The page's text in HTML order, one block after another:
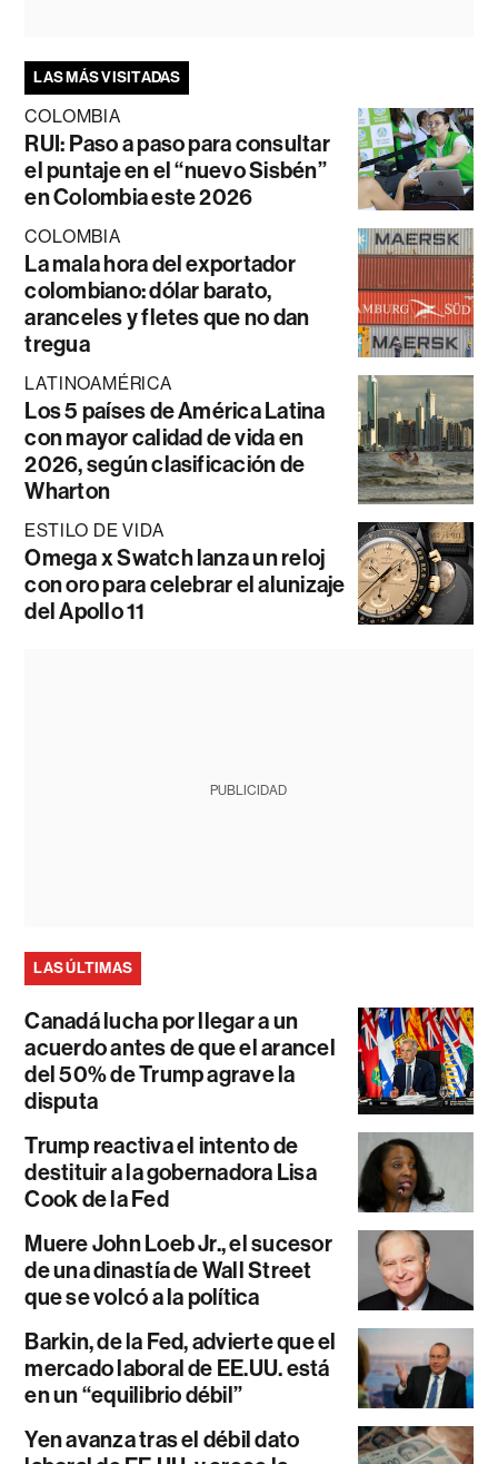
LAS MÁS VISITADAS
COLOMBIA
RUI: Paso a paso para consultar
el puntaje en el “nuevo Sisbén”
en Colombia este 2026
COLOMBIA
La mala hora del exportador
colombiano: dólar barato,
aranceles y fletes que no dan
tregua
LATINOAMÉRICA
Los 5 países de América Latina
con mayor calidad de vida en
2026, según clasificación de
Wharton
ESTILO DE VIDA
Omega x Swatch lanza un reloj
con oro para celebrar el alunizaje
del Apollo 11
PUBLICIDAD
LAS ÚLTIMAS
Canadá lucha por llegar a un
acuerdo antes de que el arancel
del 50% de Trump agrave la
disputa
Trump reactiva el intento de
destituir a la gobernadora Lisa
Cook de la Fed
Muere John Loeb Jr., el sucesor
de una dinastía de Wall Street
que se volcó a la política
Barkin, de la Fed, advierte que el
mercado laboral de EE.UU. está
en un “equilibrio débil”
Yen avanza tras el débil dato